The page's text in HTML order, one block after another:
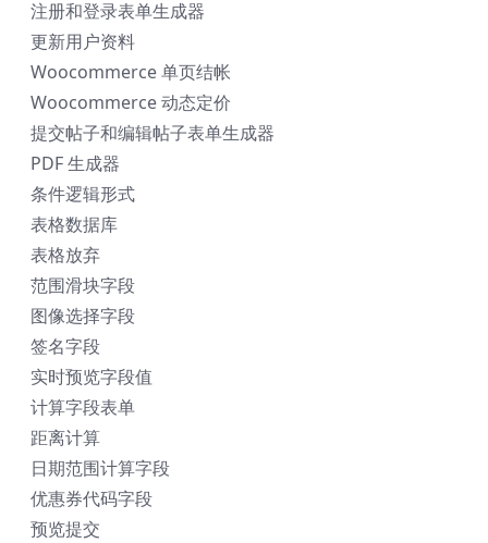
注册和登录表单生成器
更新用户资料
Woocommerce 单页结帐
Woocommerce 动态定价
提交帖子和编辑帖子表单生成器
PDF 生成器
条件逻辑形式
表格数据库
表格放弃
范围滑块字段
图像选择字段
签名字段
实时预览字段值
计算字段表单
距离计算
日期范围计算字段
优惠券代码字段
预览提交